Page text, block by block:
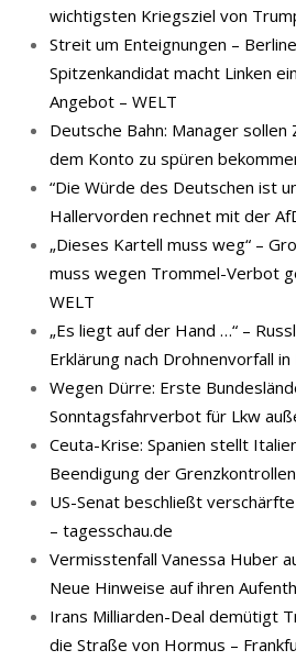
wichtigsten Kriegsziel von
Streit um Enteignungen –
Spitzenkandidat macht Linken
Angebot – WELT
Deutsche Bahn: Manager
dem Konto zu spüren
“Die Würde des Deutschen ist
Hallervorden rechnet mit der
„Dieses Kartell muss weg“ –
muss wegen Trommel-Verbot
WELT
„Es liegt auf der Hand …“ –
Erklärung nach Drohnenvorfall
Wegen Dürre: Erste
Sonntagsfahrverbot für Lkw
Ceuta-Krise: Spanien stellt
Beendigung der
US-Senat beschließt
– tagesschau.de
Vermisstenfall Vanessa Huber
Neue Hinweise auf ihren
Irans Milliarden-Deal demütigt
die Straße von Hormus –